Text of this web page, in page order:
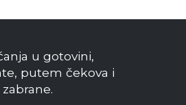
u gotovini,
putem čekova i